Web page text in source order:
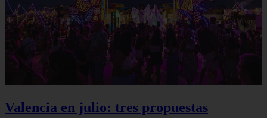
Valencia en julio: tres propuestas